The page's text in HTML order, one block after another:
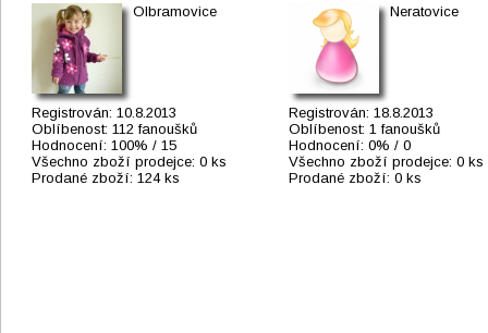
Olbramovice
Registrován: 10.8.2013
Oblíbenost: 112 fanoušků
Hodnocení: 100% / 15
Všechno zboží prodejce: 0 ks
Prodané zboží: 124 ks
Neratovice
Registrován: 18.8.2013
Oblíbenost: 1 fanoušků
Hodnocení: 0% / 0
Všechno zboží prodejce: 0 ks
Prodané zboží: 0 ks